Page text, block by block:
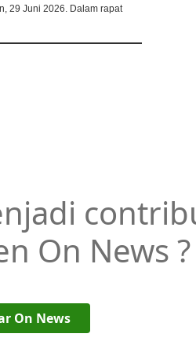
29 Juni 2026. Dalam rapat
On News ?
On News